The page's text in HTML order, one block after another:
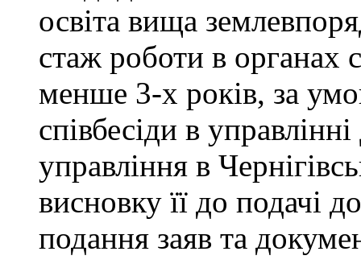
освіта вища
стаж роботи в органах
менше 3-х років, за
співбесіди в
управління в
висновку її до подачі
подання заяв та